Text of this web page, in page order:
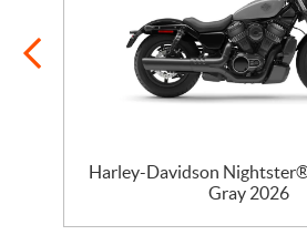
Harley-Davidson
Gray 2026